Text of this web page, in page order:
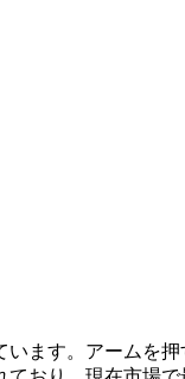
ます。アームを